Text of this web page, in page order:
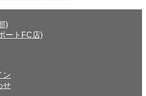
)
ートFC店)
ン
せ